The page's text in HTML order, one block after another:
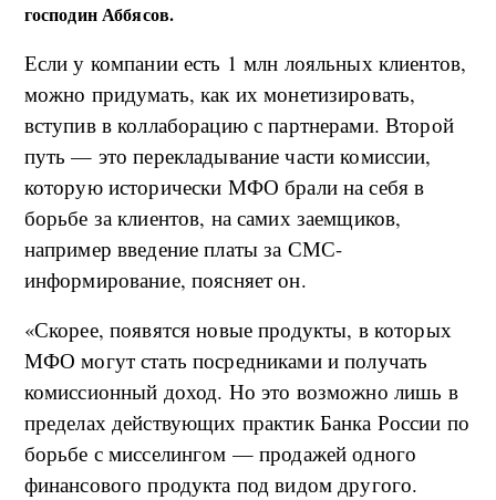
господин Аббясов.
Если у компании есть 1 млн лояльных клиентов,
можно придумать, как их монетизировать,
вступив в коллаборацию с партнерами. Второй
путь — это перекладывание части комиссии,
которую исторически МФО брали на себя в
борьбе за клиентов, на самих заемщиков,
например введение платы за СМС-
информирование, поясняет он.
«Скорее, появятся новые продукты, в которых
МФО могут стать посредниками и получать
комиссионный доход. Но это возможно лишь в
пределах действующих практик Банка России по
борьбе с мисселингом — продажей одного
финансового продукта под видом другого.